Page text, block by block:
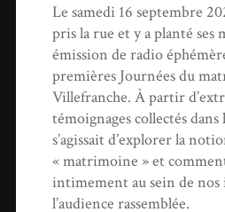
Le samedi 16 septembre
pris la rue et y a planté ses
émission de radio
premières Journées du
Villefranche. À partir
témoignages collectés
s’agissait d’explorer la
« matrimoine » et
intimement au sein de nos
l’audience rassemblée.